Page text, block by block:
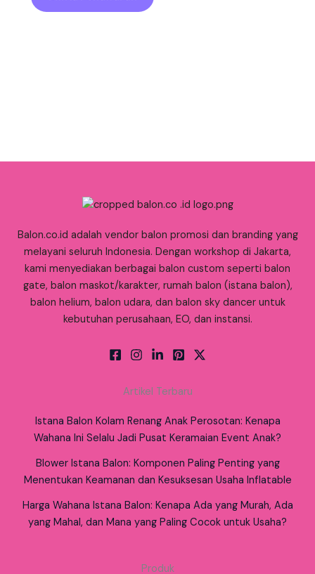
Balon.co.id adalah vendor balon promosi dan branding yang
melayani seluruh Indonesia. Dengan workshop di Jakarta,
kami menyediakan berbagai balon custom seperti balon
gate, balon maskot/karakter, rumah balon (istana balon),
balon helium, balon udara, dan balon sky dancer untuk
kebutuhan perusahaan, EO, dan instansi.
Artikel Terbaru
Istana Balon Kolam Renang Anak Perosotan: Kenapa
Wahana Ini Selalu Jadi Pusat Keramaian Event Anak?
Blower Istana Balon: Komponen Paling Penting yang
Menentukan Keamanan dan Kesuksesan Usaha Inflatable
Harga Wahana Istana Balon: Kenapa Ada yang Murah, Ada
yang Mahal, dan Mana yang Paling Cocok untuk Usaha?
Produk